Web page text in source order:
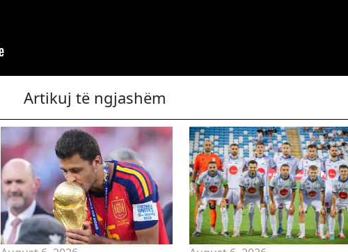
Artikuj të ngjashëm